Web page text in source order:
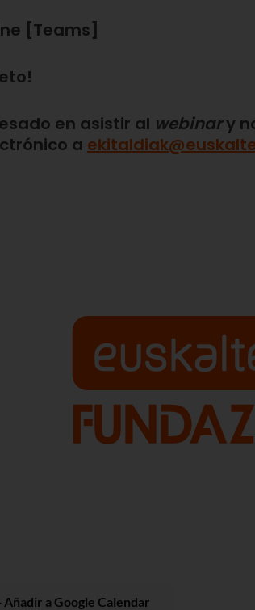
[Teams]
en asistir al webinary
a
Añadir a Google Calendar